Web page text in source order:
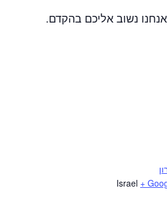
נשוב אליכם בהקדם.
Israel +